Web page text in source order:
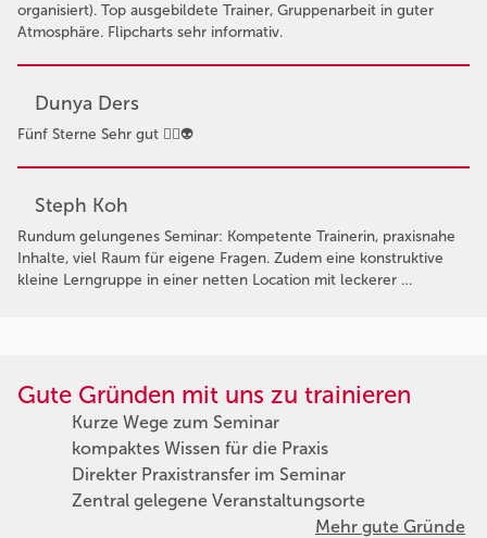
organisiert). Top ausgebildete Trainer, Gruppenarbeit in guter
Atmosphäre. Flipcharts sehr informativ.
Dunya Ders
Fünf Sterne Sehr gut 👍🏻👽
Steph Koh
Rundum gelungenes Seminar: Kompetente Trainerin, praxisnahe
Inhalte, viel Raum für eigene Fragen. Zudem eine konstruktive
kleine Lerngruppe in einer netten Location mit leckerer …
Gute Gründen mit uns zu trainieren
Kurze Wege zum Seminar
kompaktes Wissen für die Praxis
Direkter Praxistransfer im Seminar
Zentral gelegene Veranstaltungsorte
Mehr gute Gründe